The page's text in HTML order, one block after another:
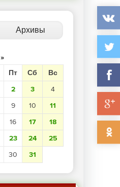
Архивы
»
Пт Сб
Вс
2 3
4
9 10
11
16 17
18
23 24
25
30 31